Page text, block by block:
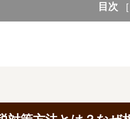
目次 [